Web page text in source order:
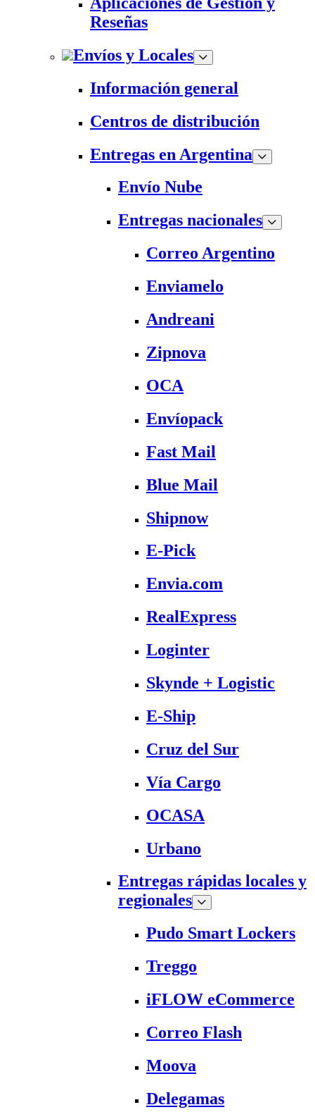
Reseñas
Envíos y Locales
Información general
Centros de distribución
Entregas en Argentina
Envío Nube
Entregas nacionales
Correo Argentino
Enviamelo
Andreani
Zipnova
OCA
Envíopack
Fast Mail
Blue Mail
Shipnow
E-Pick
Envia.com
RealExpress
Loginter
Skynde + Logistic
E-Ship
Cruz del Sur
Vía Cargo
OCASA
Urbano
Entregas rápidas locales y
regionales
Pudo Smart Lockers
Treggo
iFLOW eCommerce
Correo Flash
Moova
Delegamas